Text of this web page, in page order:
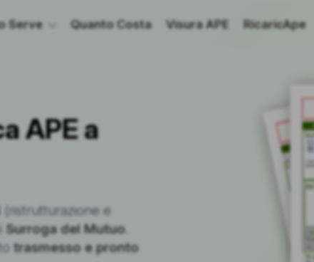
Serve Quanto Costa Visura APE RicaricApe
APE a
(ristrutturazione e
Surroga del Mutuo.
trasmesso e pronto